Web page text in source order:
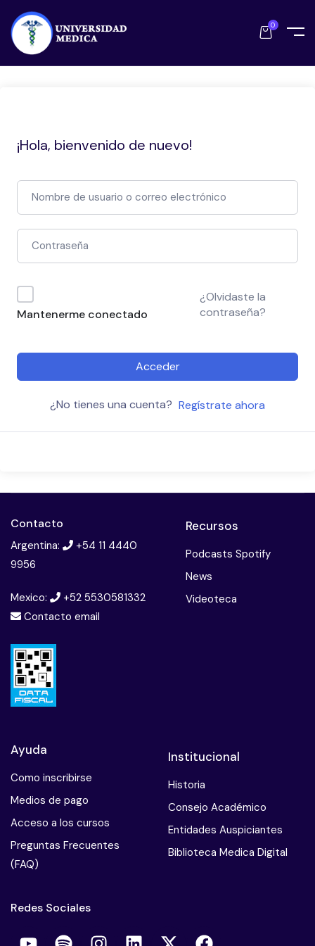
0
¡Hola, bienvenido de nuevo!
Mantenerme conectado
¿Olvidaste la
contraseña?
Acceder
¿No tienes una cuenta? Regístrate ahora
Contacto
Argentina:
+54 11 4440
9956
Mexico:
+52 5530581332
Contacto email
Recursos
Podcasts Spotify
News
Videoteca
Ayuda
Como inscribirse
Medios de pago
Acceso a los cursos
Preguntas Frecuentes
(FAQ)
Institucional
Historia
Consejo Académico
Entidades Auspiciantes
Biblioteca Medica Digital
Redes Sociales